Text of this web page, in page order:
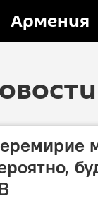
Армения